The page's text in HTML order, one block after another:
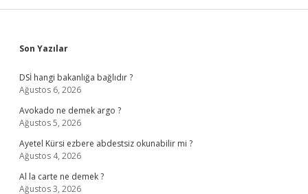
Sidebar
Son Yazılar
DSİ hangi bakanlığa bağlıdır ?
Ağustos 6, 2026
Avokado ne demek argo ?
Ağustos 5, 2026
Ayetel Kürsi ezbere abdestsiz okunabilir mi ?
Ağustos 4, 2026
Al la carte ne demek ?
Ağustos 3, 2026